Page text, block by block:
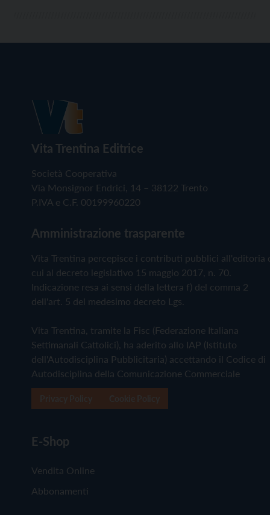
Vita Trentina Editrice
Società Cooperativa
Via Monsignor Endrici, 14 – 38122 Trento
P.IVA e C.F. 00199960220
Amministrazione trasparente
Vita Trentina percepisce i contributi pubblici all'editoria
cui al decreto legislativo 15 maggio 2017, n. 70.
Indicazione resa ai sensi della lettera f) del comma 2
dell'art. 5 del medesimo decreto Lgs.
Vita Trentina, tramite la Fisc (Federazione Italiana
Settimanali Cattolici), ha aderito allo IAP (Istituto
dell'Autodisciplina Pubblicitaria) accettando il Codice di
Autodisciplina della Comunicazione Commerciale
E-Shop
Vendita Online
Abbonamenti